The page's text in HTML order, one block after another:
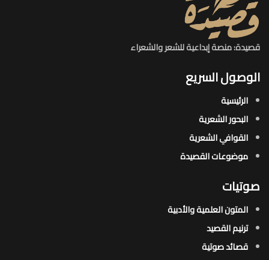
قصيدة: منصة إبداعية للشعر والشعراء
الوصول السريع
الرئيسية
البحور الشعرية​
القوافي الشعرية​
موضوعات القصيدة​
صوتيات
المتون العلمية والأدبية
ترنيم القصيد
قصائد صوتية